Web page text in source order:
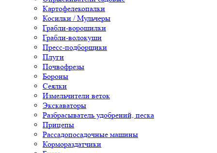
Картофелекопалки
Косилки / Мульчеры
Грабли-ворошилки
Грабли-волокуши
Пресс-подборщики
Плуги
Почвофрезы
Бороны
Сеялки
Измельчители веток
Экскаваторы
Разбрасыватель удобрений, песка
Прицепы
Рассадопосадочные машины
Кормораздатчики